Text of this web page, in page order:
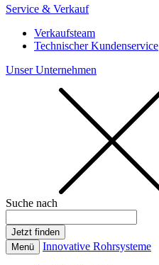
Service & Verkauf
Verkaufsteam
Technischer Kundenservice
Unser Unternehmen
Suche nach
Menü Innovative Rohrsysteme